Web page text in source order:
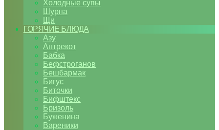
Холодные супы
Шурпа
Щи
ГОРЯЧИЕ БЛЮДА
Азу
Антрекот
Бабка
Бефстроганов
Бешбармак
Бигус
Биточки
Бифштекс
Бризоль
Буженина
Вареники